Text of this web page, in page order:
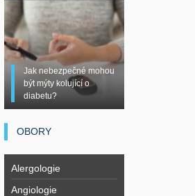
Jak nebezpečné mohou
být mýty kolující o
diabetu?
OBORY
Alergologie
Angiologie